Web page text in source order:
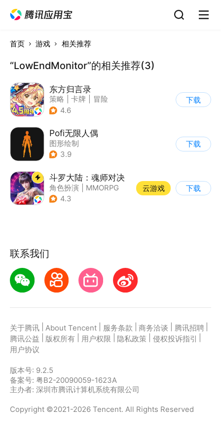
首页 游戏 相关推荐
“LowEndMonitor”的相关推荐(3)
东方归言录
策略 卡牌
冒险
| 东方Project
4.6
下载
Pofi无限人偶
图形绘制
3.9
下载
斗罗大陆：魂师对决
角色扮演
MMORPG
| 奇幻
4.3
云游戏 下载
联系我们
关于腾讯 About Tencent 服务条款 商务洽谈 腾讯招聘
腾讯公益
版权所有 用户权限 隐私政策 侵权投诉指引
用户协议
版本号: 9.2.5
备案号: 粤B2-20090059-1623A
主办者: 深圳市腾讯计算机系统有限公司
Copyright ©2021-2026 Tencent. All Rights Reserved